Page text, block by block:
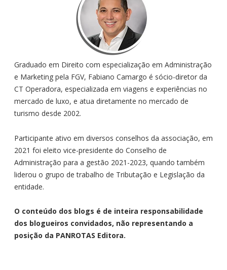
Graduado em Direito com especialização em Administração
e Marketing pela FGV, Fabiano Camargo é sócio-diretor da
CT Operadora, especializada em viagens e experiências no
mercado de luxo, e atua diretamente no mercado de
turismo desde 2002.
Participante ativo em diversos conselhos da associação, em
2021 foi eleito vice-presidente do Conselho de
Administração para a gestão 2021-2023, quando também
liderou o grupo de trabalho de Tributação e Legislação da
entidade.
O conteúdo dos blogs é de inteira responsabilidade
dos blogueiros convidados, não representando a
posição da PANROTAS Editora.